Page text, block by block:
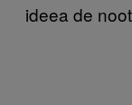
ideea de